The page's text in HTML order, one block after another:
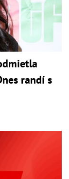
randí s